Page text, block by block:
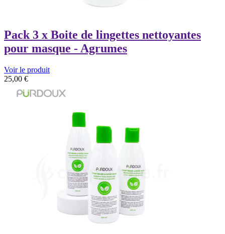
Pack 3 x Boite de lingettes nettoyantes
pour masque - Agrumes
Voir le produit
25,00 €